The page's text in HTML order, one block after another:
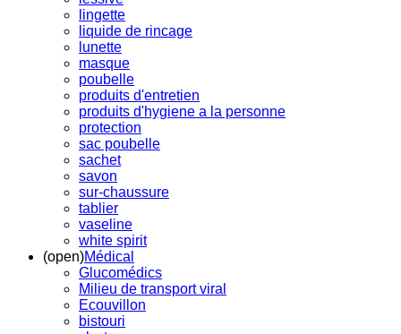
lingette
liquide de rincage
lunette
masque
poubelle
produits d'entretien
produits d'hygiene a la personne
protection
sac poubelle
sachet
savon
sur-chaussure
tablier
vaseline
white spirit
(open)Médical
Glucomédics
Milieu de transport viral
Ecouvillon
bistouri